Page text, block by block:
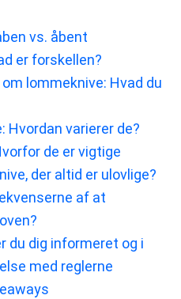
vs. åbent
er forskellen?
lommeknive: Hvad du
Hvordan varierer de?
de er vigtige
der altid er ulovlige?
af at
du dig informeret og i
med reglerne